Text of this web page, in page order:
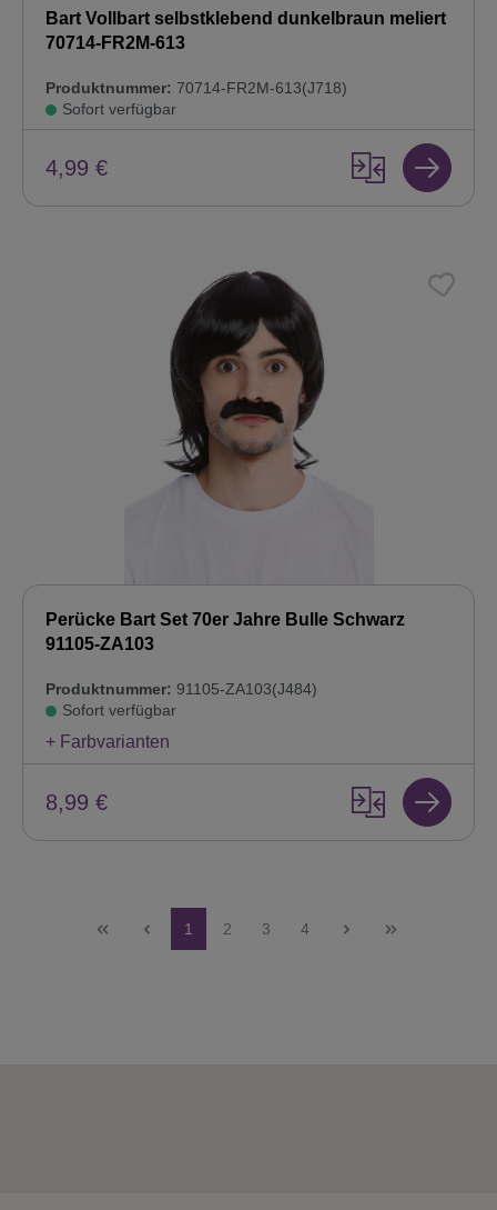
Bart Vollbart selbstklebend dunkelbraun meliert
70714-FR2M-613
Produktnummer: 70714-FR2M-613(J718)
Sofort verfügbar
4,99 €
Perücke Bart Set 70er Jahre Bulle Schwarz
91105-ZA103
Produktnummer: 91105-ZA103(J484)
Sofort verfügbar
+ Farbvarianten
8,99 €
Seite
1 Seite
2 Seite
3 Seite
4